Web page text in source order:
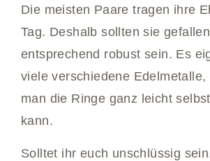
Die meisten Paare tragen ihre
Tag. Deshalb sollten sie
entsprechend robust sein. Es
viele verschiedene Edelmetalle,
man die Ringe ganz leicht
kann.
Solltet ihr euch unschlüssig